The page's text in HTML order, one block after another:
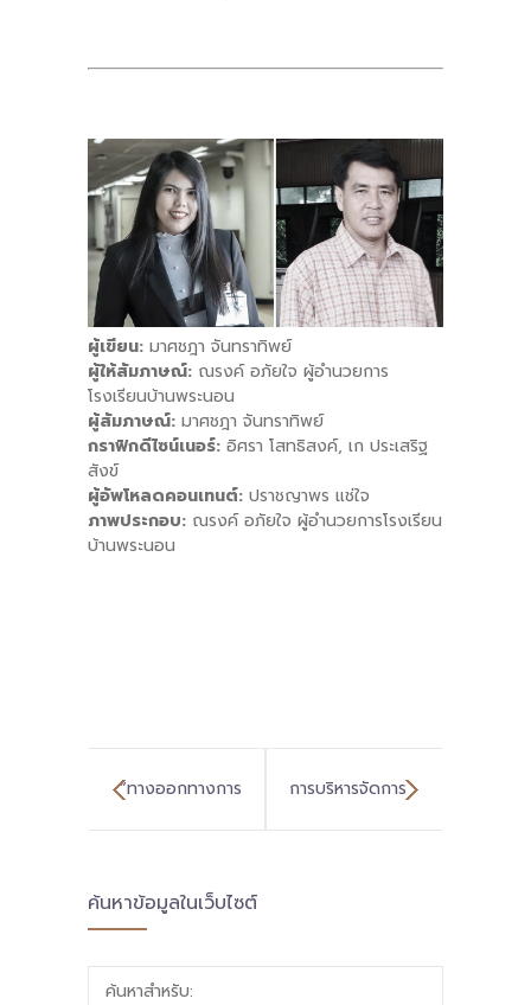
ผู้เขียน: มาศชฎา จันทราทิพย์
ผู้ให้สัมภาษณ์: ณรงค์ อภัยใจ ผู้อำนวยการ
โรงเรียนบ้านพระนอน
ผู้สัมภาษณ์: มาศชฎา จันทราทิพย์
กราฟิกดีไซน์เนอร์: อิศรา โสทธิสงค์, เก ประเสริฐ
สังข์
ผู้อัพโหลดคอนเทนต์: ปราชญาพร แช่ใจ
ภาพประกอบ: ณรงค์ อภัยใจ ผู้อำนวยการโรงเรียน
บ้านพระนอน
“ทางออกทางการ
ได้ไปโรงเรียน”
การบริหารจัดการ
ค้นหาข้อมูลในเว็บไซต์
ค้นหาสำหรับ: